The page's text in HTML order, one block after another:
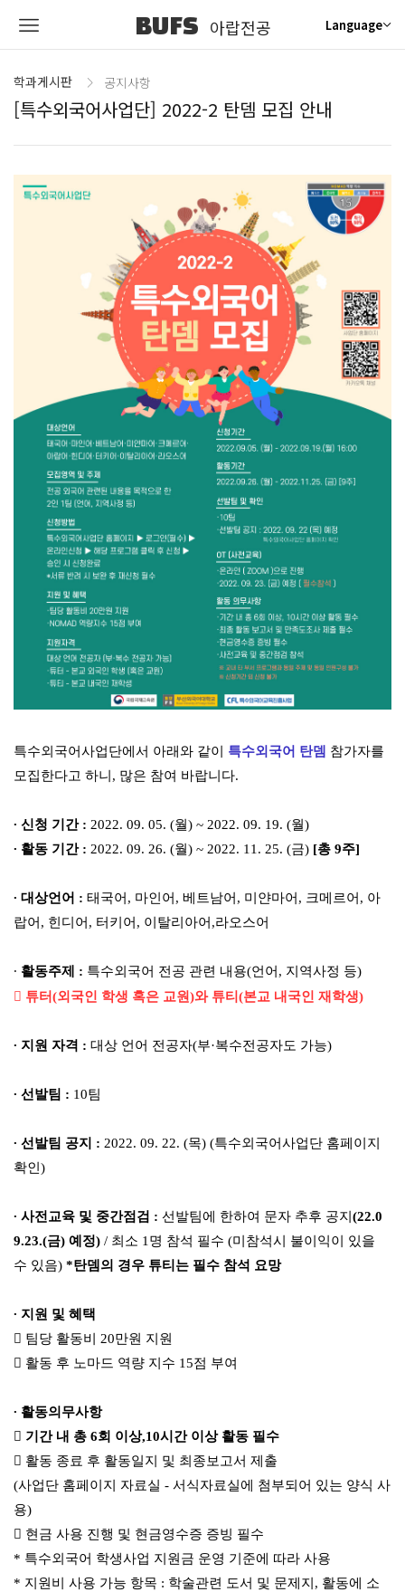
BUFS 아랍전공 Language
학과게시판 공지사항
[특수외국어사업단] 2022-2 탄뎀 모집 안내
특수외국어사업단에서 아래와 같이 특수외국어 탄뎀 참가자를
모집한다고 하니, 많은 참여 바랍니다.
∙ 신청 기간 : 2022. 09. 05. (월) ~ 2022. 09. 19. (월)
∙ 활동 기간 : 2022. 09. 26. (월) ~ 2022. 11. 25. (금) [총 9주]
∙ 대상언어 : 태국어 , 마인어 , 베트남어 , 미얀마어 , 크메르어 , 아
랍어 , 힌디어 , 터키어 , 이탈리아어 ,라오스어
∙ 활동주제 : 특수외국어 전공 관련 내용(언어 , 지역사정 등)
 튜터(외국인 학생 혹은 교원)와 튜티 (본교 내국인 재학생)
∙ 지원 자격 : 대상 언어 전공자(부·복수전공자도 가능)
∙ 선발팀 : 10팀
∙ 선발팀 공지 : 2022. 09. 22. (목) (특수외국어사업단 홈페이지
확인 )
∙ 사전교육 및 중간점검 : 선발팀에 한하여 문자 추후 공지 (22.0
9.23.(금) 예정) / 최소 1 명 참석 필수 (미참석시 불이익이 있을
수 있음) *탄뎀의 경우 튜티는 필수 참석 요망
∙ 지원 및 혜택
 팀당 활동비 20만원 지원
 활동 후 노마드 역량 지수 15점 부여
∙ 활동의무사항
 기간 내 총 6회 이상,10시간 이상 활동 필수
 활동 종료 후 활동일지 및 최종보고서 제출
(사업단 홈페이지 자료실 - 서식자료실에 첨부되어 있는 양식 사
용)
 현금 사용 진행 및 현금영수증 증빙 필수
* 특수외국어 학생사업 지원금 운영 기준에 따라 사용
* 지원비 사용 가능 항목 : 학술관련 도서 및 문제지 , 활동에 소